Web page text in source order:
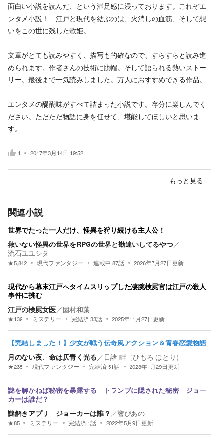
面白い小説を読んだ、という満足感に浸っております。これぞエ
ンタメ小説！ 江戸と現代を結ぶのは、火消しの血筋、そして想
いをこの世に残した歌姫。
文章がとても読みやすく、描写も的確なので、すらすらと読み進
められます。作者さんの技術に脱帽。そして語られる熱いストー
リー。最後まで一気読みしました。万人におすすめできる作品。
エンタメの醍醐味がすべて詰まった小説です。存分に楽しんでく
ださい。ただただ物語に身を任せて、堪能してほしいと思いま
す。
1 2017年3月14日 19:52
もっと見る
関連小説
世界でたった一人だけ、怪異を狩り続ける主人公！
救いない怪異の世界をRPGの世界と勘違いしてるやつ／
流石ユユシタ
★5,842 現代ファンタジー 連載中 87話 2026年7月27日更新
現代から幕末江戸へタイムスリップした凄腕検屍官は江戸の殺人
事件に挑む
江戸の検屍女医／園村和葉
★139 ミステリー 完結済33話 2025年11月27日更新
【完結しました！】少女が戦う伝奇風アクション＆青春恋愛物語
月のない夜、命は仄青く光る ／ 日諸 畔（ひもろ ほとり）
★235 現代ファンタジー 完結済51話 2023年1月29日更新
謎を解かねば秘密を暴露する トランプに隠された秘密 ジョー
カーは誰だ？
謎解きアプリ ジョーカーは誰？ ／響ぴあの
★85 ミステリー 完結済 1話 2022年5月9日更新